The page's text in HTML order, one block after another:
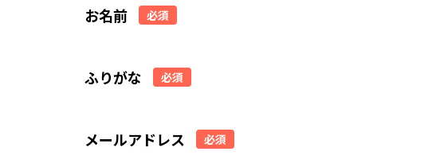
お名前 必須
ふりがな 必須
メールアドレス 必須